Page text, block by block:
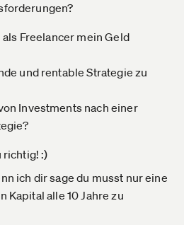
Freelancer mein Geld
und rentable Strategie zu
Investments nach einer
richtig! :)
ich dir sage du musst nur eine
Kapital alle 10 Jahre zu